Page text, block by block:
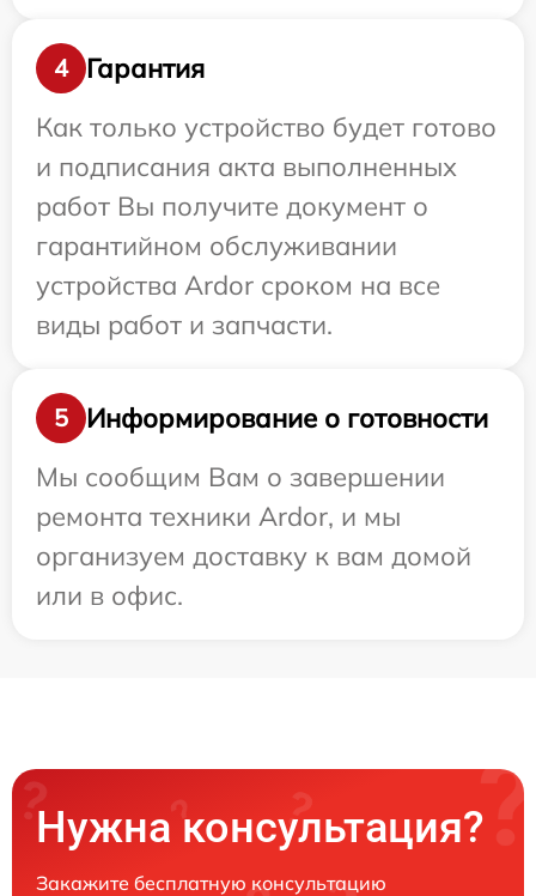
4
Гарантия
Как только устройство будет готово
и подписания акта выполненных
работ Вы получите документ о
гарантийном обслуживании
устройства Ardor сроком на все
виды работ и запчасти.
5
Информирование о готовности
Мы сообщим Вам о завершении
ремонта техники Ardor, и мы
организуем доставку к вам домой
или в офис.
Нужна консультация?
Закажите бесплатную консультацию